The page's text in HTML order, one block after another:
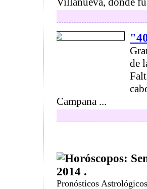
de
Campana ...
Horóscopos:
2014 .
Pronósticos